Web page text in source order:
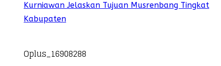
Kurniawan Jelaskan Tujuan Musrenbang Tingkat
Kabupaten
Oplus_16908288